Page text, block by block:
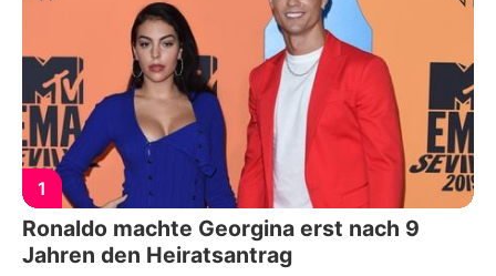
1
Ronaldo machte Georgina erst nach 9
Jahren den Heiratsantrag